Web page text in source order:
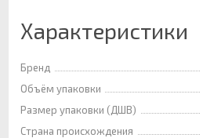
Характеристики
Бренд
Объём упаковки
Размер упаковки (ДШВ)
Страна происхождения